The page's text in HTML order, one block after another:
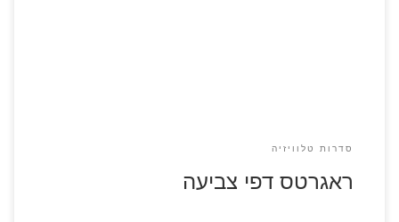
סדרות טלוויזיה
ראגרטס דפי צביעה